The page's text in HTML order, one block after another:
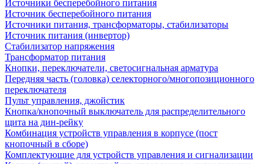
Источники бесперебойного питания
Источник бесперебойного питания
Источники питания, трансформаторы, стабилизаторы
Источник питания (инвертор)
Стабилизатор напряжения
Трансформатор питания
Кнопки, переключатели, светосигнальная арматура
Передняя часть (головка) селекторного/многопозиционного
переключателя
Пульт управления, джойстик
Кнопка/кнопочный выключатель для распределительного
щита на дин-рейку
Комбинация устройств управления в корпусе (пост
кнопочный в сборе)
Комплектующие для устройств управления и сигнализации